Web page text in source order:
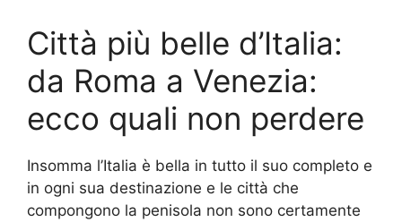
Città più belle d’Italia:
da Roma a Venezia:
ecco quali non perdere
Insomma l’Italia è bella in tutto il suo completo e
in ogni sua destinazione e le città che
compongono la penisola non sono certamente